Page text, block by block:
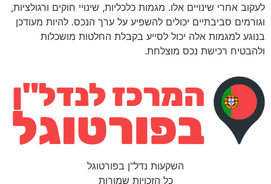
לעקוב אחרי שינויים אלו. מגמות כלכליות, שינויי חוקים ורגולציות,
וגורמים סביבתיים יכולים להשפיע על ערך הנכס. להיות מעודכן
בנוגע למגמות אלה יכול לסייע בקבלת החלטות מושכלות
ולהבטיח רכישת נכס מוצלחת.
השקעות נדל"ן בפורטוגל
כל הזכויות שמורות